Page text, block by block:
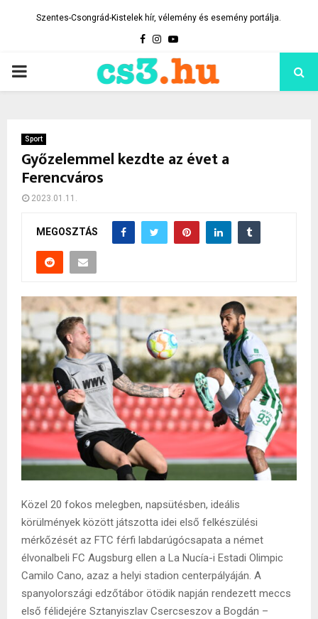
Szentes-Csongrád-Kistelek hír, vélemény és esemény portálja.
Facebook
Instagram
Youtube
PRIMARY
Sport
Győzelemmel kezdte az évet a
Ferencváros
2023.01.11.
MEGOSZTÁS
Közel 20 fokos melegben, napsütésben, ideális
körülmények között játszotta idei első felkészülési
mérkőzését az FTC férfi labdarúgócsapata a német
élvonalbeli FC Augsburg ellen a La Nucía-i Estadi Olimpic
Camilo Cano, azaz a helyi stadion centerpályáján. A
spanyolországi edzőtábor ötödik napján rendezett meccs
első félidejére Sztanyiszlav Csercseszov a Bogdán –